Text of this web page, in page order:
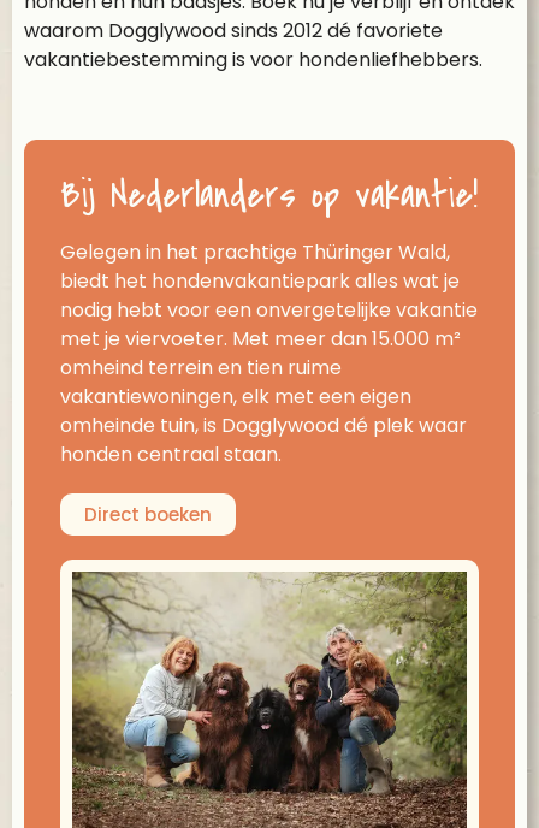
waarom Dogglywood sinds 2012 dé favoriete
vakantiebestemming is voor hondenliefhebbers.
Bij Nederlanders op vakantie!
Gelegen in het prachtige Thüringer Wald,
biedt het hondenvakantiepark alles wat je
nodig hebt voor een onvergetelijke vakantie
met je viervoeter. Met meer dan 15.000 m²
omheind terrein en tien ruime
vakantiewoningen, elk met een eigen
omheinde tuin, is Dogglywood dé plek waar
honden centraal staan.
Direct boeken